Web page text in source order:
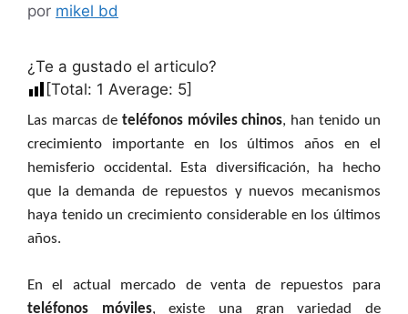
por mikel bd
¿Te a gustado el articulo?
[Total: 1 Average: 5]
Las marcas de teléfonos móviles chinos, han tenido un
crecimiento importante en los últimos años en el
hemisferio occidental. Esta diversificación, ha hecho
que la demanda de repuestos y nuevos mecanismos
haya tenido un crecimiento considerable en los últimos
años.
En el actual mercado de venta de repuestos para
teléfonos móviles, existe una gran variedad de